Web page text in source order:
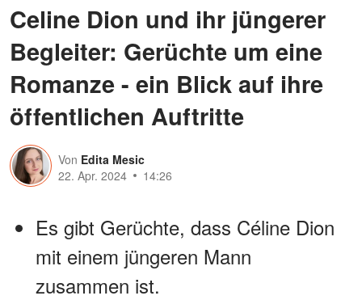
Celine Dion und ihr jüngerer
Begleiter: Gerüchte um eine
Romanze - ein Blick auf ihre
öffentlichen Auftritte
Von Edita Mesic
22. Apr. 2024
14:26
Es gibt Gerüchte, dass Céline Dion
mit einem jüngeren Mann
zusammen ist.